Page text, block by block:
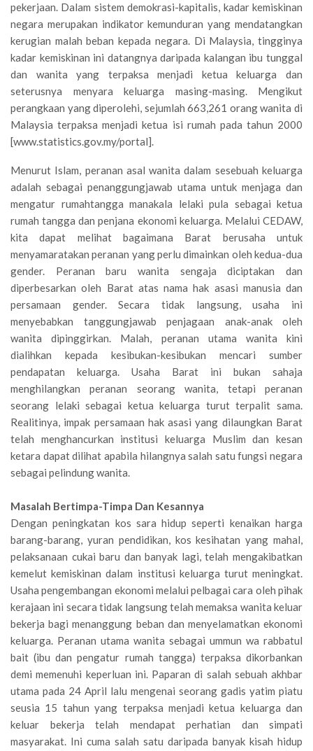
pekerjaan. Dalam sistem demokrasi-kapitalis, kadar kemiskinan
negara merupakan indikator kemunduran yang mendatangkan
kerugian malah beban kepada negara. Di Malaysia, tingginya
kadar kemiskinan ini datangnya daripada kalangan ibu tunggal
dan wanita yang terpaksa menjadi ketua keluarga dan
seterusnya menyara keluarga masing-masing. Mengikut
perangkaan yang diperolehi, sejumlah 663,261 orang wanita di
Malaysia terpaksa menjadi ketua isi rumah pada tahun 2000
[www.statistics.gov.my/portal].
Menurut Islam, peranan asal wanita dalam sesebuah keluarga
adalah sebagai penanggungjawab utama untuk menjaga dan
mengatur rumahtangga manakala lelaki pula sebagai ketua
rumah tangga dan penjana ekonomi keluarga. Melalui CEDAW,
kita dapat melihat bagaimana Barat berusaha untuk
menyamaratakan peranan yang perlu dimainkan oleh kedua-dua
gender. Peranan baru wanita sengaja diciptakan dan
diperbesarkan oleh Barat atas nama hak asasi manusia dan
persamaan gender. Secara tidak langsung, usaha ini
menyebabkan tanggungjawab penjagaan anak-anak oleh
wanita dipinggirkan. Malah, peranan utama wanita kini
dialihkan kepada kesibukan-kesibukan mencari sumber
pendapatan keluarga. Usaha Barat ini bukan sahaja
menghilangkan peranan seorang wanita, tetapi peranan
seorang lelaki sebagai ketua keluarga turut terpalit sama.
Realitinya, impak persamaan hak asasi yang dilaungkan Barat
telah menghancurkan institusi keluarga Muslim dan kesan
ketara dapat dilihat apabila hilangnya salah satu fungsi negara
sebagai pelindung wanita.
Masalah Bertimpa-Timpa Dan Kesannya
Dengan peningkatan kos sara hidup seperti kenaikan harga
barang-barang, yuran pendidikan, kos kesihatan yang mahal,
pelaksanaan cukai baru dan banyak lagi, telah mengakibatkan
kemelut kemiskinan dalam institusi keluarga turut meningkat.
Usaha pengembangan ekonomi melalui pelbagai cara oleh pihak
kerajaan ini secara tidak langsung telah memaksa wanita keluar
bekerja bagi menanggung beban dan menyelamatkan ekonomi
keluarga. Peranan utama wanita sebagai ummun wa rabbatul
bait (ibu dan pengatur rumah tangga) terpaksa dikorbankan
demi memenuhi keperluan ini. Paparan di salah sebuah akhbar
utama pada 24 April lalu mengenai seorang gadis yatim piatu
seusia 15 tahun yang terpaksa menjadi ketua keluarga dan
keluar bekerja telah mendapat perhatian dan simpati
masyarakat. Ini cuma salah satu daripada banyak kisah hidup